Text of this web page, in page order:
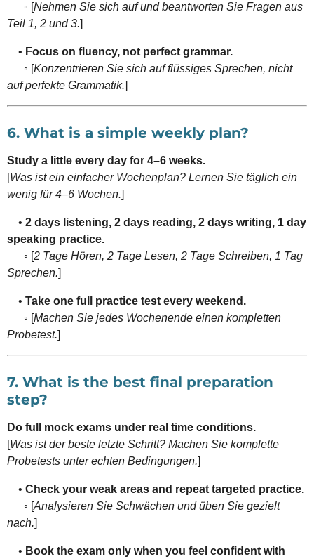
◦ [Nehmen Sie sich auf und beantworten Sie Fragen aus
Teil 1, 2 und 3.]
• Focus on fluency, not perfect grammar.
◦ [Konzentrieren Sie sich auf flüssiges Sprechen, nicht
auf perfekte Grammatik.]
6. What is a simple weekly plan?
Study a little every day for 4–6 weeks.
[Was ist ein einfacher Wochenplan? Lernen Sie täglich ein
wenig für 4–6 Wochen.]
• 2 days listening, 2 days reading, 2 days writing, 1 day
speaking practice.
◦ [2 Tage Hören, 2 Tage Lesen, 2 Tage Schreiben, 1 Tag
Sprechen.]
• Take one full practice test every weekend.
◦ [Machen Sie jedes Wochenende einen kompletten
Probetest.]
7. What is the best final preparation
step?
Do full mock exams under real time conditions.
[Was ist der beste letzte Schritt? Machen Sie komplette
Probetests unter echten Bedingungen.]
• Check your weak areas and repeat targeted practice.
◦ [Analysieren Sie Schwächen und üben Sie gezielt
nach.]
• Book the exam only when you feel confident with